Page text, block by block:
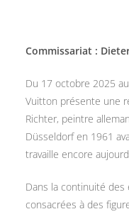
Commissariat :
Du 17 octobre 2025
Vuitton présente une
Richter, peintre
Düsseldorf en 1961
travaille encore
Dans la continuité
consacrées à des